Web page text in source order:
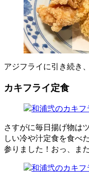
アジフライに引き続き
カキフライ定食
さすがに毎日揚げ物は
しい冷や汁定食を食べ
参りました！おっ、ま